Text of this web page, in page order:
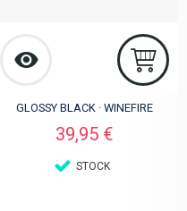
GLOSSY BLACK · WINEFIRE
Preis
39,95 €
STOCK